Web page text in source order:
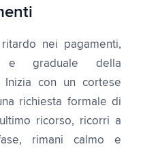
nei pagamenti,
e graduale della
Inizia con un cortese
richiesta formale di
ricorso, ricorri a
rimani calmo e